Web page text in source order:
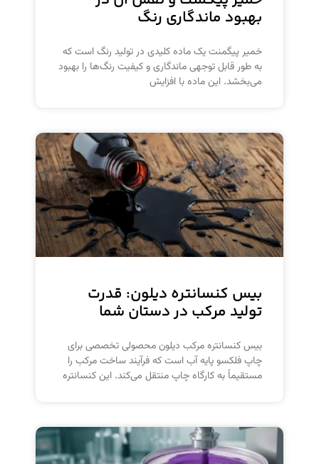
بهبود ماندگاری رنگ
خمیر پیگمنت یک ماده کلیدی در تولید رنگ است که
به طور قابل توجهی ماندگاری و کیفیت رنگ‌ها را بهبود
می‌بخشد. این ماده با افزایش
بیس کنسانتره دیلون: قدرت
تولید مرکب در دستان شما
بیس کنسانتره مرکب دیلون محصولی تخصصی برای
چاپ فلکسو پایه آب است که فرآیند ساخت مرکب را
مستقیماً به کارگاه چاپ منتقل می‌کند. این کنسانتره